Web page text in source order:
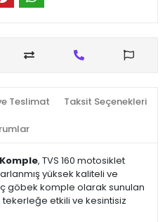
Teslimat Taksit Seçenekleri
, TVS 160 motosiklet
yüksek kaliteli ve
göbek komple olarak sunulan
etkili ve kesintisiz